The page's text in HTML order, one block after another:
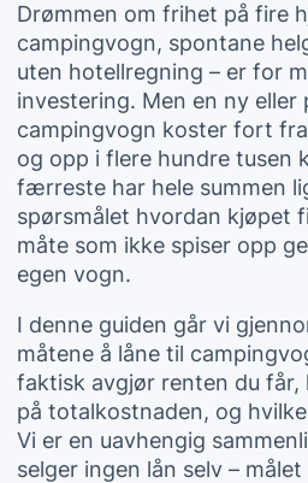
Drømmen om frihet på fire
campingvogn, spontane
uten hotellregning – er for
investering. Men en ny eller
campingvogn koster fort
og opp i flere hundre tusen
færreste har hele summen
spørsmålet hvordan kjøpet
måte som ikke spiser opp
egen vogn.
I denne guiden går vi
måtene å låne til
faktisk avgjør renten du får,
på totalkostnaden, og
Vi er en uavhengig
selger ingen lån selv –